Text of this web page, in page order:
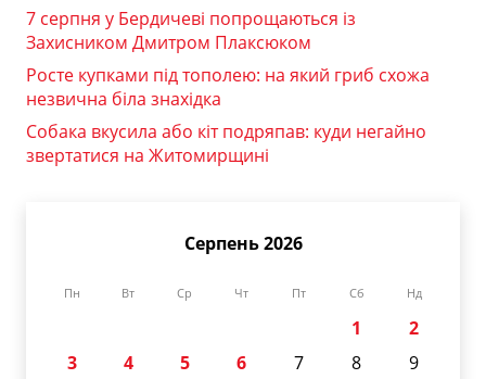
7 серпня у Бердичеві попрощаються із
Захисником Дмитром Плаксюком
Росте купками під тополею: на який гриб схожа
незвична біла знахідка
Собака вкусила або кіт подряпав: куди негайно
звертатися на Житомирщині
Серпень 2026
Пн Вт Ср Чт Пт Сб Нд
1
2
3
4 5 6 7 8
9